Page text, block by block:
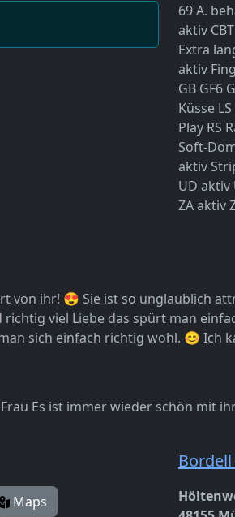
69A.
aktiv CBT
Extra
aktiv
GB GF6
Küsse LS
Play RS
Soft-
aktiv
UD aktiv
ZA aktiv
von ihr! 😍 Sie ist so unglaublich
viel Liebe das spürt man
sich einfach richtig wohl. 😊 Ich
Es ist immer wieder schön mit
Maps